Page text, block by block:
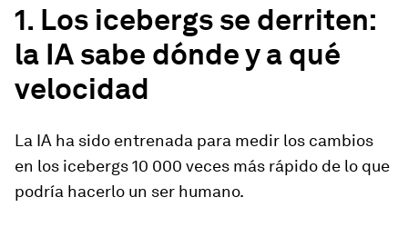
1. Los icebergs se derriten:
la IA sabe dónde y a qué
velocidad
La IA ha sido entrenada para medir los cambios
en los icebergs 10 000 veces más rápido de lo que
podría hacerlo un ser humano.